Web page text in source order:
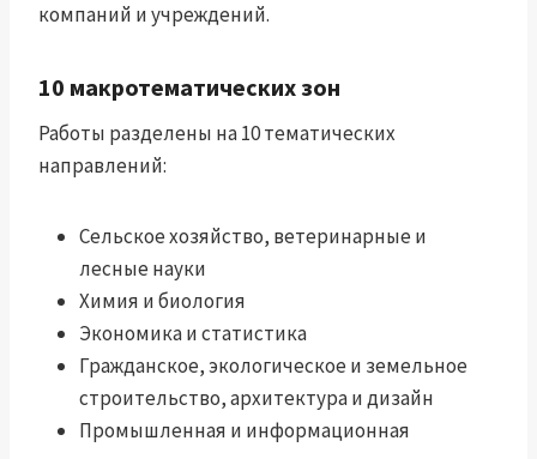
компаний и учреждений.
10 макротематических зон
Работы разделены на 10 тематических
направлений:
Сельское хозяйство, ветеринарные и
лесные науки
Химия и биология
Экономика и статистика
Гражданское, экологическое и земельное
строительство, архитектура и дизайн
Промышленная и информационная